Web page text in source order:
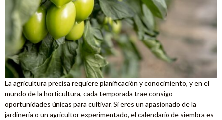
La agricultura precisa requiere planificación y conocimiento, y en el
mundo de la horticultura, cada temporada trae consigo
oportunidades únicas para cultivar. Si eres un apasionado de la
jardinería o un agricultor experimentado, el calendario de siembra es